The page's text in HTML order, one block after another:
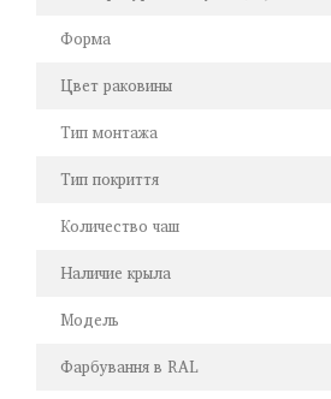
Форма
Цвет раковины
Тип монтажа
Тип покриття
Количество чаш
Наличие крыла
Модель
Фарбування в RAL